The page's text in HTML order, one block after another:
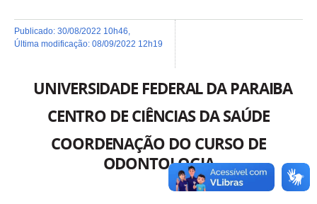
publicado: 30/08/2022 10h46
última modificação: 08/09/2022 12h19
UNIVERSIDADE FEDERAL DA PARAIBA
CENTRO DE CIÊNCIAS DA SAÚDE
COORDENAÇÃO DO CURSO DE
ODONTOLOGIA